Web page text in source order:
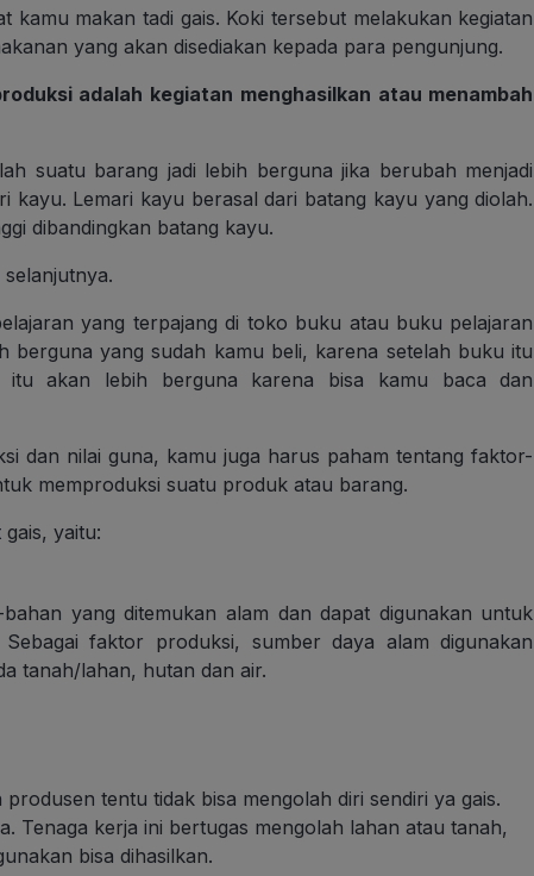
kamu makan tadi gais. Koki tersebut melakukan kegiatan
yang akan disediakan kepada para pengunjung.
adalah kegiatan menghasilkan atau menambah
suatu barang jadi lebih berguna jika berubah menjadi
kayu. Lemari kayu berasal dari batang kayu yang diolah.
dibandingkan batang kayu.
yang terpajang di toko buku atau buku pelajaran
berguna yang sudah kamu beli, karena setelah buku itu
itu akan lebih berguna karena bisa kamu baca dan
dan nilai guna, kamu juga harus paham tentang faktor-
memproduksi suatu produk atau barang.
yaitu:
yang ditemukan alam dan dapat digunakan untuk
faktor produksi, sumber daya alam digunakan
tanah/lahan, hutan dan air.
tentu tidak bisa mengolah diri sendiri ya gais.
Tenaga kerja ini bertugas mengolah lahan atau tanah,
bisa dihasilkan.